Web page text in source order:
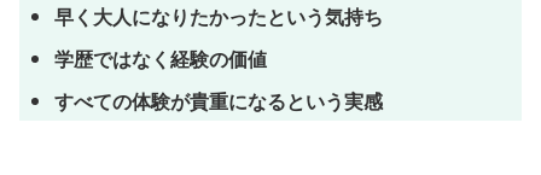
早く大人になりたかったという気持ち
学歴ではなく経験の価値
すべての体験が貴重になるという実感